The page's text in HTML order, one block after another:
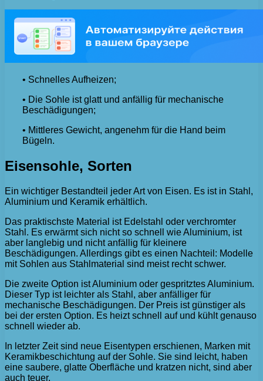
• Schnelles Aufheizen;
• Die Sohle ist glatt und anfällig für mechanische
Beschädigungen;
• Mittleres Gewicht, angenehm für die Hand beim
Bügeln.
Eisensohle, Sorten
Ein wichtiger Bestandteil jeder Art von Eisen. Es ist in Stahl,
Aluminium und Keramik erhältlich.
Das praktischste Material ist Edelstahl oder verchromter
Stahl. Es erwärmt sich nicht so schnell wie Aluminium, ist
aber langlebig und nicht anfällig für kleinere
Beschädigungen. Allerdings gibt es einen Nachteil: Modelle
mit Sohlen aus Stahlmaterial sind meist recht schwer.
Die zweite Option ist Aluminium oder gespritztes Aluminium.
Dieser Typ ist leichter als Stahl, aber anfälliger für
mechanische Beschädigungen. Der Preis ist günstiger als
bei der ersten Option. Es heizt schnell auf und kühlt genauso
schnell wieder ab.
In letzter Zeit sind neue Eisentypen erschienen, Marken mit
Keramikbeschichtung auf der Sohle. Sie sind leicht, haben
eine saubere, glatte Oberfläche und kratzen nicht, sind aber
auch teuer.